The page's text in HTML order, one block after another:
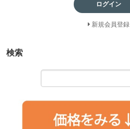
ログイン
新規会員登録
検索